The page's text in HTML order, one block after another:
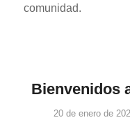
comunidad.
Bienvenidos
20 de enero de